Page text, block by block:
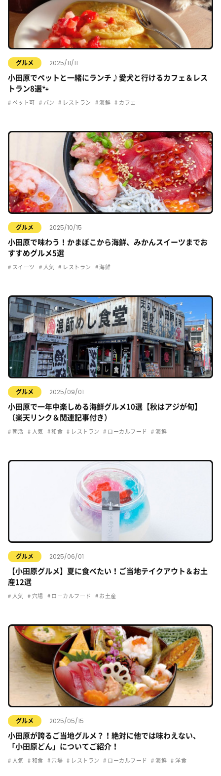
グルメ 2025/11/11
小田原でペットと一緒にランチ♪愛犬と行けるカフェ＆レス
トラン8選🐾
ペット可 パン レストラン 海鮮 カフェ
グルメ 2025/10/15
小田原で味わう！かまぼこから海鮮、みかんスイーツまでお
すすめグルメ5選
スイーツ 人気 レストラン 海鮮
グルメ 2025/09/01
小田原で一年中楽しめる海鮮グルメ10選【秋はアジが旬】
（楽天リンク＆関連記事付き）
朝活 人気 和食 レストラン ローカルフード 海鮮
グルメ 2025/06/01
【小田原グルメ】夏に食べたい！ご当地テイクアウト＆お土
産12選
人気 穴場 ローカルフード お土産
グルメ 2025/05/15
小田原が誇るご当地グルメ？！絶対に他では味わえない、
「小田原どん」についてご紹介！
人気 和食 穴場 レストラン ローカルフード 海鮮 洋食